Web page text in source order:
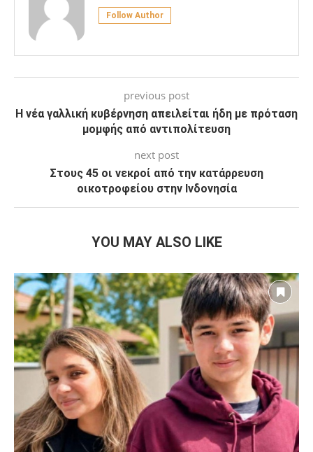
Follow Author
previous post
Η νέα γαλλική κυβέρνηση απειλείται ήδη με πρόταση
μομφής από αντιπολίτευση
next post
Στους 45 οι νεκροί από την κατάρρευση
οικοτροφείου στην Ινδονησία
YOU MAY ALSO LIKE